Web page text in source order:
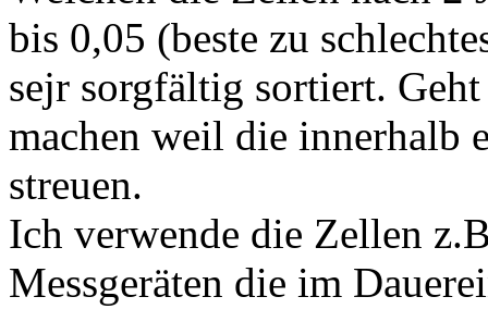
bis 0,05 (beste zu
sejr sorgfältig sortiert.
machen weil die innerhalb
streuen.
Ich verwende die Zellen
Messgeräten die im